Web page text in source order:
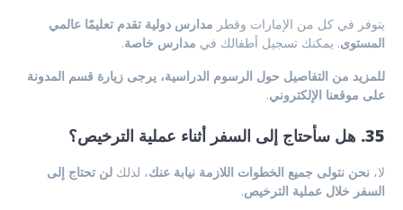
يتوفر في كل من الإمارات وقطر مدارس دولية تقدم تعليمًا عالمي
المستوى. يمكنك تسجيل أطفالك في مدارس خاصة.
للمزيد من التفاصيل حول الرسوم الدراسية، يرجى زيارة قسم المدونة
على موقعنا الإلكتروني.
35. هل سأحتاج إلى السفر أثناء عملية الترخيص؟
لا، نحن نتولى جميع الخطوات اللازمة نيابة عنك، لذلك لن تحتاج إلى
السفر خلال عملية الترخيص.